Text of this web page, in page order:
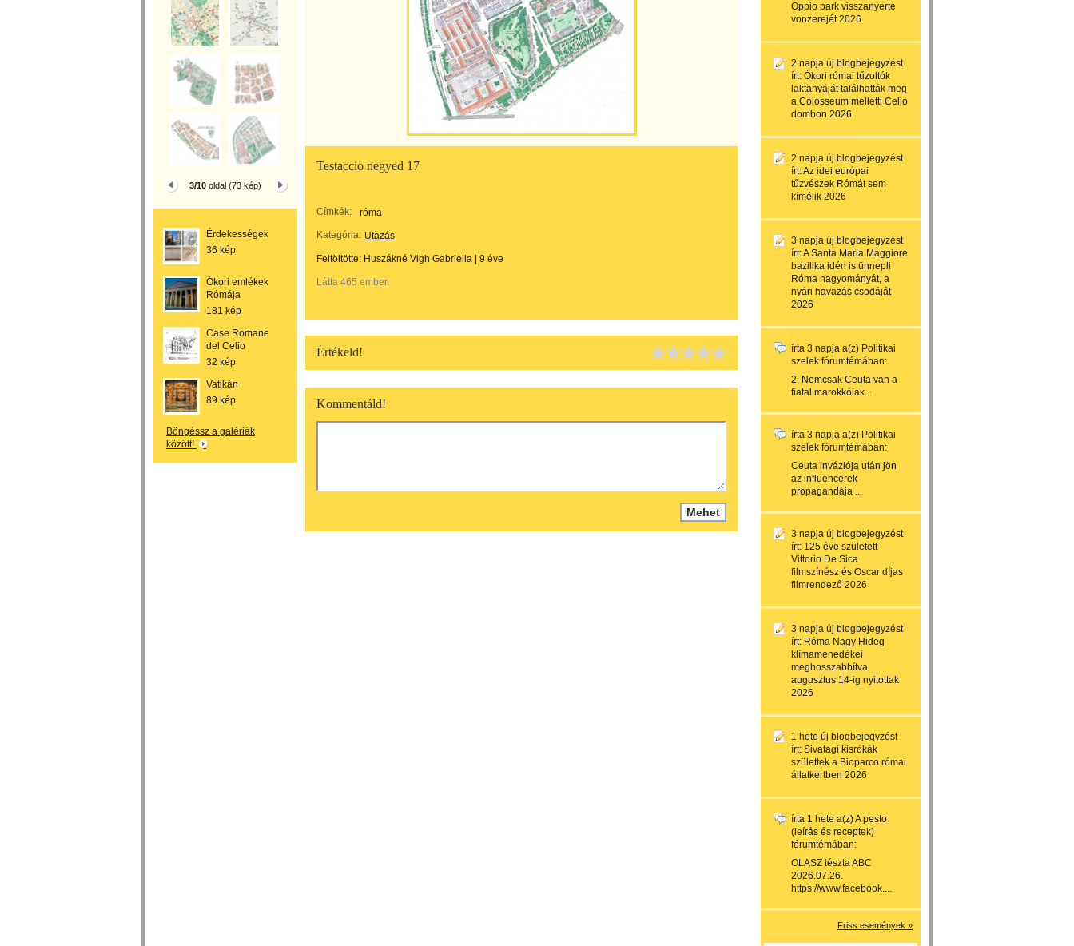
3/10 oldal (73 kép)
Érdekességek
36 kép
Ókori emlékek
Rómája
181 kép
Case Romane
del Celio
32 kép
Vatikán
89 kép
Böngéssz a galériák
között!
Testaccio negyed 17
Címkék:
róma
Kategória: Utazás
Feltöltötte: Huszákné Vigh Gabriella 9 éve
Látta 465 ember.
Értékeld!
Kommentáld!
Oppio park visszanyerte
vonzerejét 2026
2 napja új blogbejegyzést
írt: Ókori római tűzoltók
laktanyáját találhatták meg
a Colosseum melletti Celio
dombon 2026
2 napja új blogbejegyzést
írt:Az idei európai
tűzvészek Rómát sem
kímélik 2026
3 napja új blogbejegyzést
írt:A Santa Maria Maggiore
bazilika idén is ünnepli
Róma hagyományát, a
nyári havazás csodáját
2026
írta 3 napja a(z) Politikai
szelek fórumtémában:
2. Nemcsak Ceuta van a
fiatal marokkóiak...
írta 3 napja a(z) Politikai
szelek fórumtémában:
Ceuta inváziója után jön
az influencerek
propagandája ...
3 napja új blogbejegyzést
írt: 125 éve született
Vittorio De Sica
filmszínész és Oscar díjas
filmrendező 2026
3 napja új blogbejegyzést
írt: Róma Nagy Hideg
klímamenedékei
meghosszabbítva
augusztus 14-ig nyitottak
2026
1 hete új blogbejegyzést
írt: Sivatagi kisrókák
születtek a Bioparco római
állatkertben 2026
írta 1 hete a(z)A pesto
(leírás és receptek)
fórumtémában:
OLASZ tészta ABC
2026.07.26.
https://www.facebook....
Friss események »